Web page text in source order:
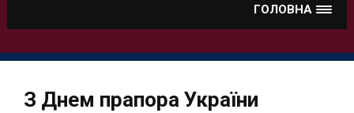
ГОЛОВНА
З Днем прапора України